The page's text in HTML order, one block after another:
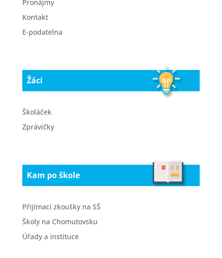
Pronájmy
Kontakt
E-podatelna
Žáci
Školáček
Zprávičky
Kam po škole
Přijímací zkoušky na SŠ
Školy na Chomutovsku
Úřady a instituce